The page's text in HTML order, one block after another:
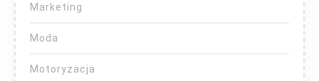
Marketing
Moda
Motoryzacja